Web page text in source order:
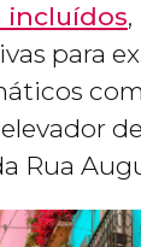
incluídos,
para
Rua